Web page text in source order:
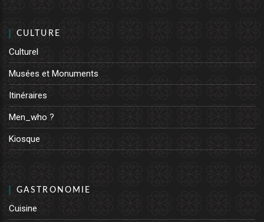
CULTURE
Culturel
Musées et Monuments
Itinéraires
Men_who ?
Kiosque
GASTRONOMIE
Cuisine